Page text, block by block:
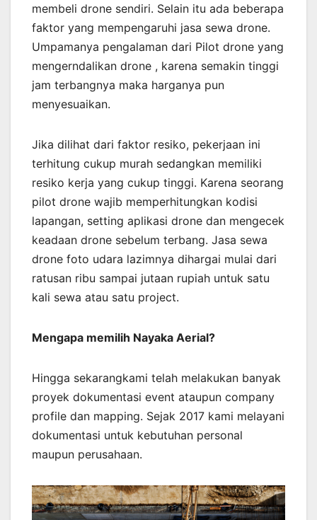
membeli drone sendiri. Selain itu ada beberapa
faktor yang mempengaruhi jasa sewa drone.
Umpamanya pengalaman dari Pilot drone yang
mengerndalikan drone , karena semakin tinggi
jam terbangnya maka harganya pun
menyesuaikan.
Jika dilihat dari faktor resiko, pekerjaan ini
terhitung cukup murah sedangkan memiliki
resiko kerja yang cukup tinggi. Karena seorang
pilot drone wajib memperhitungkan kodisi
lapangan, setting aplikasi drone dan mengecek
keadaan drone sebelum terbang. Jasa sewa
drone foto udara lazimnya dihargai mulai dari
ratusan ribu sampai jutaan rupiah untuk satu
kali sewa atau satu project.
Mengapa memilih Nayaka Aerial?
Hingga sekarangkami telah melakukan banyak
proyek dokumentasi event ataupun company
profile dan mapping. Sejak 2017 kami melayani
dokumentasi untuk kebutuhan personal
maupun perusahaan.